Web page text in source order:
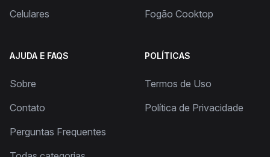
Celulares
Fogão Cooktop
AJUDA E FAQS
Sobre
Contato
Perguntas Frequentes
POLÍTICAS
Termos de Uso
Política de Privacidade